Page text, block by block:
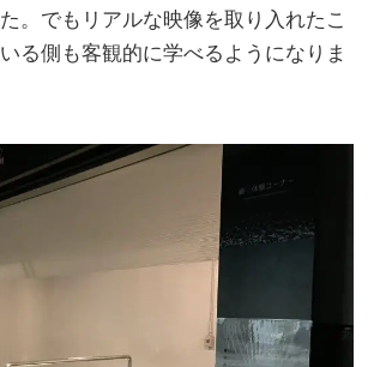
。でもリアルな映像を取り入れたこ
る側も客観的に学べるようになりま